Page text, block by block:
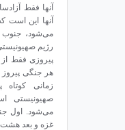
آنها فقط
آنها این است
می‌شود، جنوب
پیروزی فقط
هر جنگی پیروز
زمانی کوتاه‌
صهیونیستی
غزه و بعد هشت